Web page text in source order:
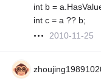
int b =
int c = a ?? b;
2010-11-25